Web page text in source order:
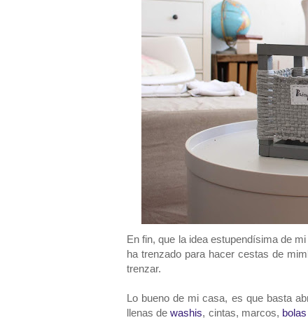
En fin, que la idea estupendísima de
ha trenzado para hacer cestas de
trenzar.
Lo bueno de mi casa, es que basta
llenas dewashis, cintas, marcos,